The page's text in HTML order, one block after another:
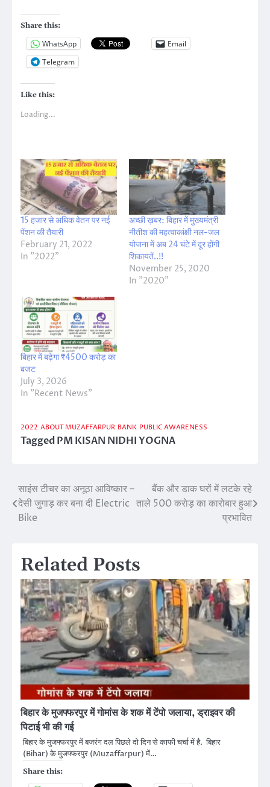
Share this:
WhatsApp
Email
Telegram
Like this:
Loading...
15 हजार से अधिक वेतन पर नई
पेंशन की तैयारी
February 21, 2022
In "2022"
अच्छी ख़बर: बिहार में मुख्यमंत्री
नीतीश की महत्वाकांक्षी नल-जल
योजना में अब 24 घंटे में दूर होंगी
शिकायतें..!!
November 25, 2020
In "2020"
बिहार में बढ़ेगा ₹4500 करोड़ का
बजट
July 3, 2026
In "Recent News"
2022 ABOUT MUZAFFARPUR BANK PUBLIC AWARENESS
TaggedPM KISAN NIDHI YOGNA
Post
navigation
साइंस टीचर का अनूठा आविष्कार –
देसी जुगाड़ कर बना दी Electric
Bike
बैंक और डाक घरों में लटके रहे
ताले 500 कराेड़ का कारोबार हुआ
प्रभावित
Related Posts
बिहार के मुजफ्फरपुर में गोमांस के शक में टेंपो जलाया, ड्राइवर की
पिटाई भी की गई
बिहार के मुजफ्फरपुर में बजरंग दल पिछले दो दिन से काफी चर्चा में है. बिहार
(Bihar) के मुजफ्फरपुर (Muzaffarpur) में…
Share this: